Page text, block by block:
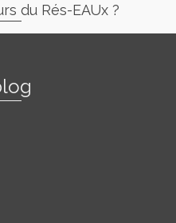
du Rés-EAUx ?